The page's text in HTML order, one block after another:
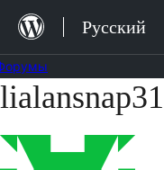
Перейти
содержимому
Русский
Перейти
содержимому
lialansnap31